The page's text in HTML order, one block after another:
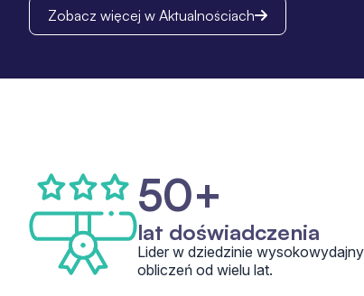
Zobacz więcej w Aktualnościach
50+
lat doświadczenia
Lider w dziedzinie
obliczeń od wielu lat.